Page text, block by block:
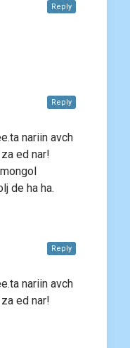
Reply
nariin avch
ed nar!
de ha ha.
Reply
nariin avch
ed nar!
Reply